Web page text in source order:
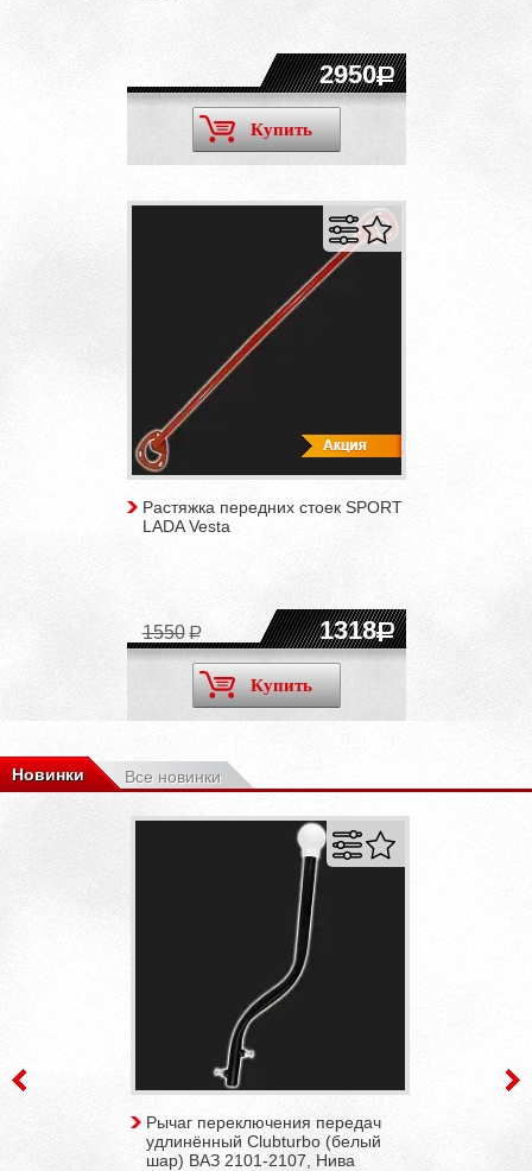
2950
Купить
Растяжка передних стоек SPORT
LADA Vesta
1318
1550
Купить
Новинки Все новинки
Рычаг переключения передач
удлинённый Clubturbo (белый
шар) ВАЗ 2101-2107, Нива